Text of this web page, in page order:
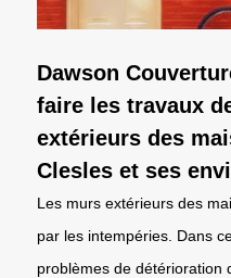
Dawson
faire les travaux
extérieurs des
Clesles et ses
Les murs extérieurs des
par les intempéries. Dans
problèmes de détérioration